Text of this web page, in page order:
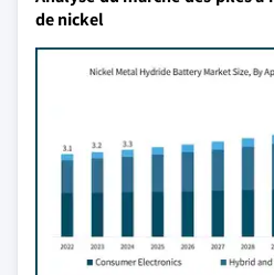
de nickel